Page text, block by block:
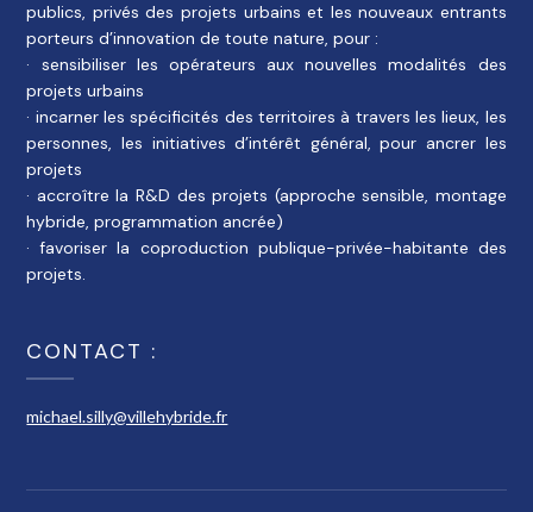
publics, privés des projets urbains et les nouveaux entrants
porteurs d’innovation de toute nature, pour :
· sensibiliser les opérateurs aux nouvelles modalités des
projets urbains
· incarner les spécificités des territoires à travers les lieux, les
personnes, les initiatives d’intérêt général, pour ancrer les
projets
· accroître la R&D des projets (approche sensible, montage
hybride, programmation ancrée)
· favoriser la coproduction publique-privée-habitante des
projets.
CONTACT :
michael.silly@villehybride.fr